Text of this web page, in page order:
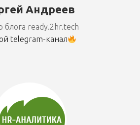
Андреев
блога ready.2hr.tech
telegram-канал